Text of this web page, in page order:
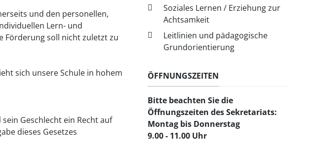
und den personellen,
Lern- und
Förderung soll nicht zuletzt zu
sich unsere Schule in hohem
Geschlecht ein Recht auf
dieses Gesetzes
Soziales Lernen / Erziehung zur
Achtsamkeit
Leitlinien und pädagogische
Grundorientierung
ÖFFNUNGSZEITEN
Bitte beachten Siedie
Öffnungszeiten des Sekretariats:
Montag bis Donnerstag
9.00 - 11.00 Uhr